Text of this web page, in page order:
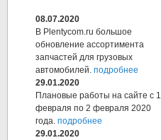
08.07.2020
В Plentycom.ru большое
обновление ассортимента
запчастей для грузовых
автомобилей. подробнее
29.01.2020
Плановые работы на сайте с 1
февраля по 2 февраля 2020
года. подробнее
29.01.2020